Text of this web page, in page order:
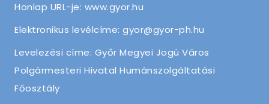
Honlap URL-je: www.gyor.hu
Elektronikus levélcíme: gyor@gyor-ph.hu
Levelezési címe: Győr Megyei Jogú Város
Polgármesteri Hivatal Humánszolgáltatási
Főosztály